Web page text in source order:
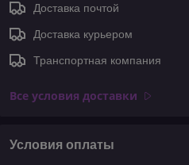
Доставка почтой
Доставка курьером
Транспортная компания
Все условия доставки
Условия оплаты